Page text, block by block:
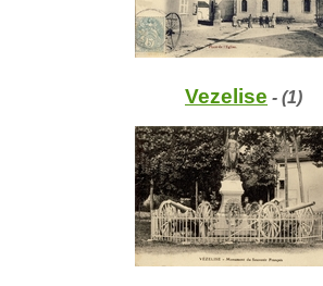
Vezelise - (1)